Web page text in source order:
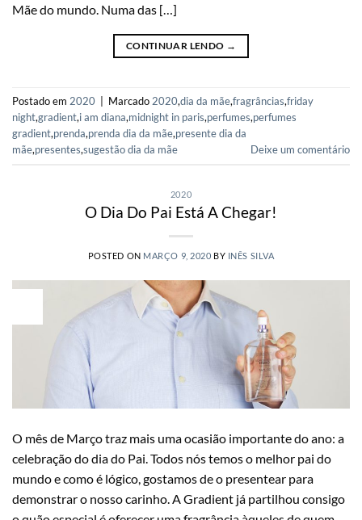
Mãe do mundo. Numa das […]
CONTINUAR LENDO →
Postado em 2020 Marcado 2020,dia da mãe,fragrâncias,friday
night,gradient,i am diana,midnight in paris,perfumes,perfumes
gradient,prenda,prenda dia da mãe,presente dia da
mãe,presentes,sugestão dia da mãe Deixe um comentário
2020
O Dia Do Pai Está A Chegar!
POSTED ON MARÇO 9, 2020 BY INÊS SILVA
O mês de Março traz mais uma ocasião importante do ano: a
celebração do dia do Pai. Todos nós temos o melhor pai do
mundo e como é lógico, gostamos de o presentear para
demonstrar o nosso carinho. A Gradient já partilhou consigo